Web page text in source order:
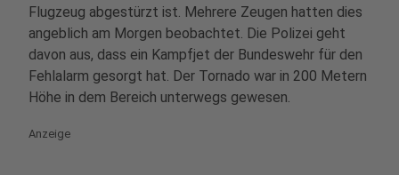
Flugzeug abgestürzt ist. Mehrere Zeugen hatten dies
angeblich am Morgen beobachtet. Die Polizei geht
davon aus, dass ein Kampfjet der Bundeswehr für den
Fehlalarm gesorgt hat. Der Tornado war in 200 Metern
Höhe in dem Bereich unterwegs gewesen.
Anzeige